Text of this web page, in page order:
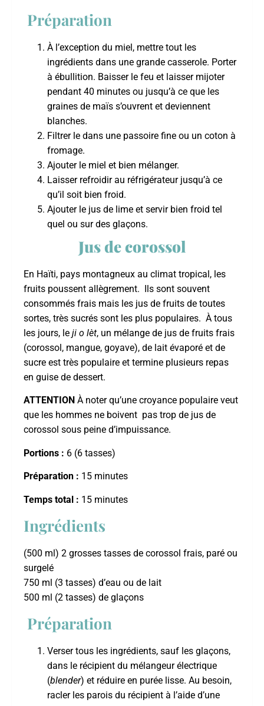
Préparation
À l’exception du miel, mettre tout les
ingrédients dans une grande casserole. Porter
à ébullition. Baisser le feu et laisser mijoter
pendant 40 minutes ou jusqu’à ce que les
graines de maïs s’ouvrent et deviennent
blanches.
Filtrer le dans une passoire fine ou un coton à
fromage.
Ajouter le miel et bien mélanger.
Laisser refroidir au réfrigérateur jusqu’à ce
qu’il soit bien froid.
Ajouter le jus de lime et servir bien froid tel
quel ou sur des glaçons.
Jus de corossol
En Haïti, pays montagneux au climat tropical, les
fruits poussent allègrement. Ils sont souvent
consommés frais mais les jus de fruits de toutes
sortes, très sucrés sont les plus populaires. À tous
les jours, le ji o lèt, un mélange de jus de fruits frais
(corossol, mangue, goyave), de lait évaporé et de
sucre est très populaire et termine plusieurs repas
en guise de dessert.
ATTENTION À noter qu’une croyance populaire veut
que les hommes ne boivent pas trop de jus de
corossol sous peine d’impuissance.
Portions : 6 (6 tasses)
Préparation : 15 minutes
Temps total : 15 minutes
Ingrédients
(500 ml) 2 grosses tasses de corossol frais, paré ou
surgelé
750 ml (3 tasses) d’eau ou de lait
500 ml (2 tasses) de glaçons
Préparation
Verser tous les ingrédients, sauf les glaçons,
dans le récipient du mélangeur électrique
(blender) et réduire en purée lisse. Au besoin,
racler les parois du récipient à l’aide d’une